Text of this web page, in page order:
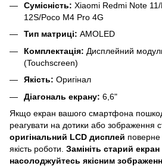
Сумісність: Xiaomi Redmi Note
12S/Poco M4 Pro 4G
Тип матриці: AMOLED
Комплектація: Дисплейний
(Touchscreen)
Якість: Оригінал
Діагональ екрану: 6,6"
Якщо екран вашого смартфона
реагувати на дотики або зображення
оригінальний LCD дисплей поверне
якість роботи. Замініть старий
насолоджуйтесь якісним